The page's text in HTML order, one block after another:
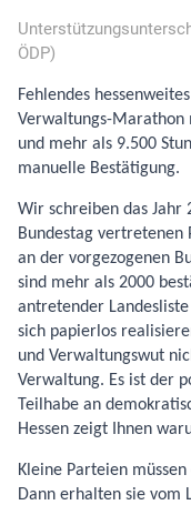
ÖDP)
Fehlendes
Verwaltungs-Marathon
und mehr als 9.500
manuelle Bestätigung.
Wir schreiben das Jahr
Bundestag vertretenen
an der vorgezogenen
sind mehr als 2000
antretender
sich papierlos
und Verwaltungswut
Verwaltung. Es ist der
Teilhabe an
Hessen zeigt Ihnen
Kleine Parteien
Dann erhalten sie vom